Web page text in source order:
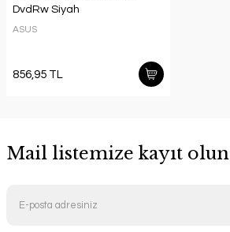
DvdRw Siyah
ASUS
856,95 TL
Mail listemize kayıt olun